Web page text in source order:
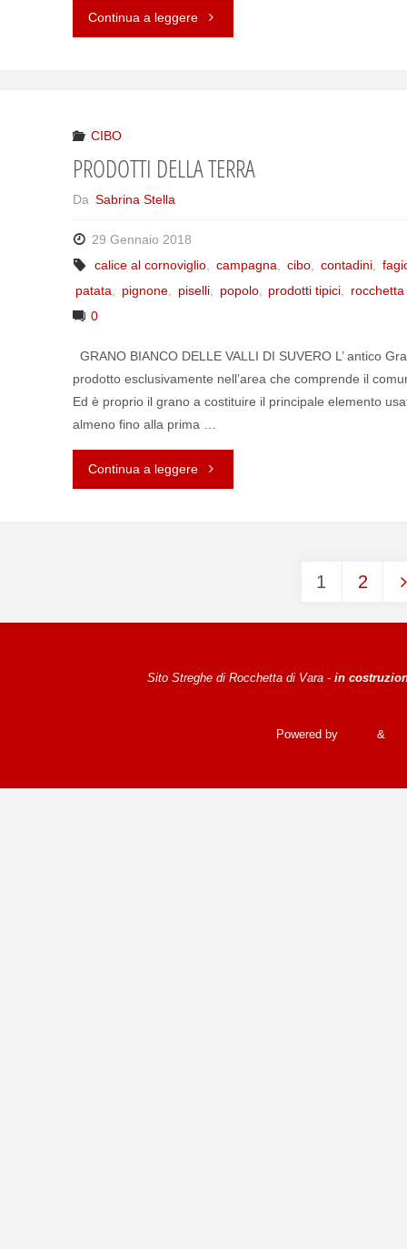
Continua a leggere "RICETTARIO"
CIBO
PRODOTTI DELLA TERRA
Da Sabrina Stella
29 Gennaio 2018
calice al cornoviglio
campagna cibo contadini,
patata
pignone, piselli, popolo, prodotti tipici
0
GRANO BIANCO DELLE VALLI DI SUVERO L’ antico
prodotto esclusivamente nell’area che comprende il
Ed è proprio il grano a costituire il principale elemento
almeno fino alla prima …
Continua a leggere "PRODOTTI
articoli
1 2
Sito Streghe di Rocchetta di Vara -in
Powered by &